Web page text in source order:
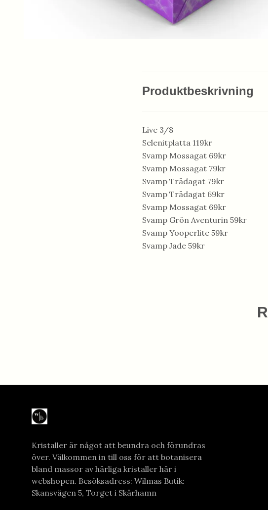
Produktbeskrivning
Live 3/8
Selenitplatta 119kr
Svamp Mossagat 69kr
Svamp Mossagat 79kr
Svamp Trädagat 79kr
Svamp Trädagat 69kr
Svamp Mossagat 69kr
Svamp Grön Aventurin 59kr
Svamp Yooperlite 59kr
Svamp Jade 59kr
Kristaller är något att beundra och förundras
över. Välkommen in till oss för att botanisera
bland massor av härliga kristaller här i
webshopen. Besöksadress: Wilmas Butik:
Skansvägen 5, Torget i Skärhamn